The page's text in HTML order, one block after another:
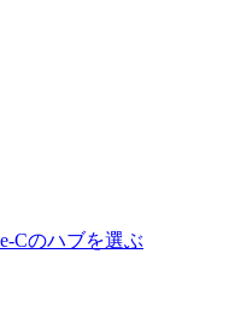
Cのハブを選ぶ